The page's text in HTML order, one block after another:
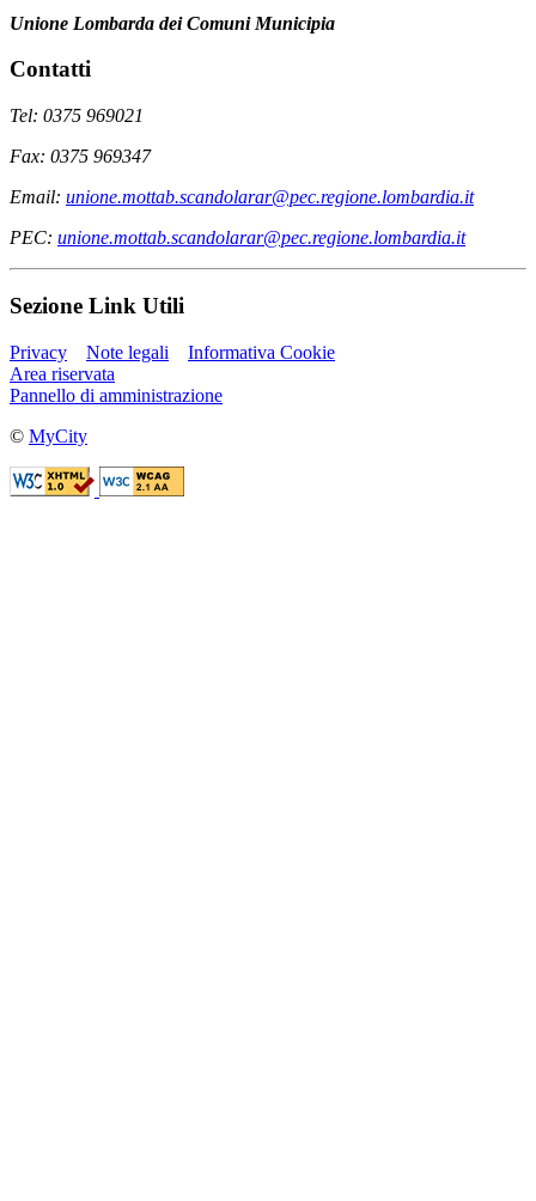
Unione Lombarda dei Comuni Municipia
Contatti
Tel: 0375 969021
Fax: 0375 969347
Email: unione.mottab.scandolarar@pec.regione.lombardia.it
PEC: unione.mottab.scandolarar@pec.regione.lombardia.it
Sezione Link Utili
Privacy Note legali
Informativa Cookie
Area riservata
Pannello di amministrazione
© MyCity